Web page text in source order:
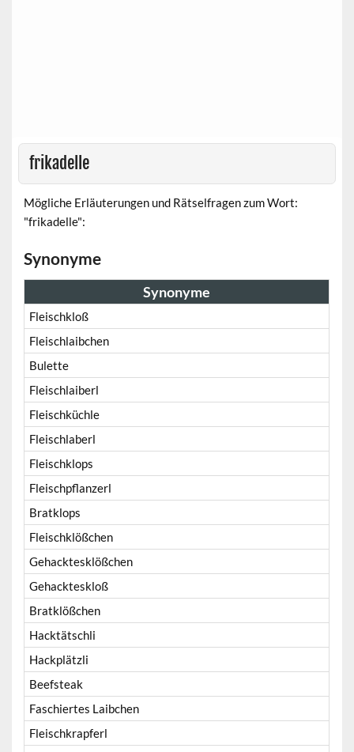
frikadelle
Mögliche Erläuterungen und Rätselfragen zum Wort:
"frikadelle":
Synonyme
Synonyme
Fleischkloß
Fleischlaibchen
Bulette
Fleischlaiberl
Fleischküchle
Fleischlaberl
Fleischklops
Fleischpflanzerl
Bratklops
Fleischklößchen
Gehacktesklößchen
Gehackteskloß
Bratklößchen
Hacktätschli
Hackplätzli
Beefsteak
Faschiertes Laibchen
Fleischkrapferl